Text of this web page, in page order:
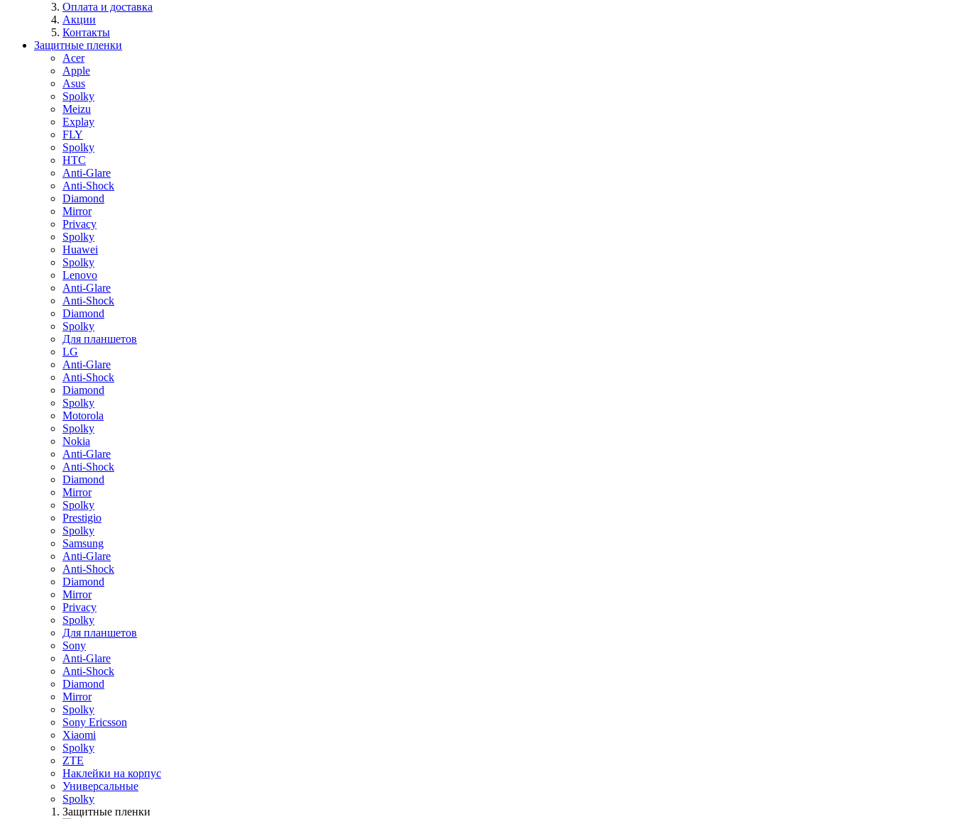
Оплата и доставка
Акции
Контакты
Защитные пленки
Acer
Apple
Asus
Spolky
Meizu
Explay
FLY
Spolky
HTC
Anti-Glare
Anti-Shock
Diamond
Mirror
Privacy
Spolky
Huawei
Spolky
Lenovo
Anti-Glare
Anti-Shock
Diamond
Spolky
Для планшетов
LG
Anti-Glare
Anti-Shock
Diamond
Spolky
Motorola
Spolky
Nokia
Anti-Glare
Anti-Shock
Diamond
Mirror
Spolky
Prestigio
Spolky
Samsung
Anti-Glare
Anti-Shock
Diamond
Mirror
Privacy
Spolky
Для планшетов
Sony
Anti-Glare
Anti-Shock
Diamond
Mirror
Spolky
Sony Ericsson
Xiaomi
Spolky
ZTE
Наклейки на корпус
Универсальные
Spolky
Защитные пленки